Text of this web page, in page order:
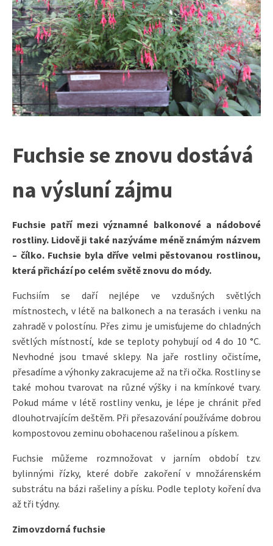
Fuchsie se znovu dostává
na výsluní zájmu
Fuchsie patří mezi významné balkonové a nádobové
rostliny. Lidově ji také nazýváme méně známým názvem
– čílko. Fuchsie byla dříve velmi pěstovanou rostlinou,
která přichází po celém světě znovu do módy.
Fuchsiím se daří nejlépe ve vzdušných světlých
místnostech, v létě na balkonech a na terasách i venku na
zahradě v polostínu. Přes zimu je umisťujeme do chladných
světlých místností, kde se teploty pohybují od 4 do 10 °C.
Nevhodné jsou tmavé sklepy. Na jaře rostliny očistíme,
přesadíme a výhonky zakracujeme až na tři očka. Rostliny se
také mohou tvarovat na různé výšky i na kmínkové tvary.
Pokud máme v létě rostliny venku, je lépe je chránit před
dlouhotrvajícím deštěm. Při přesazování používáme dobrou
kompostovou zeminu obohacenou rašelinou a pískem.
Fuchsie můžeme rozmnožovat v jarním období tzv.
bylinnými řízky, které dobře zakoření v množárenském
substrátu na bázi rašeliny a písku. Podle teploty koření dva
až tři týdny.
Zimovzdorná fuchsie